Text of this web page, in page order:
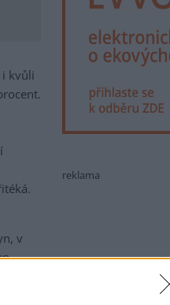
kvůli
v
reklama